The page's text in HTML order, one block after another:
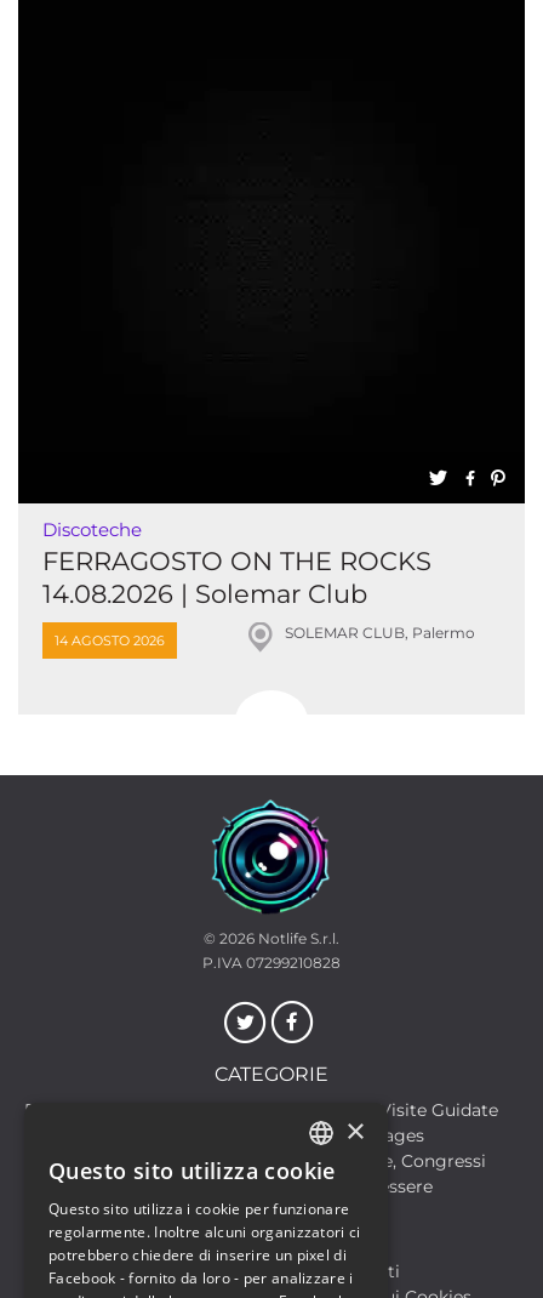
Discoteche
FERRAGOSTO ON THE ROCKS
14.08.2026 | Solemar Club
14 AGOSTO 2026 SOLEMAR CLUB, Palermo
© 2026 Notlife S.r.l.
P.IVA 07299210828
CATEGORIE
Discoteche
Escursioni & Visite Guidate
Food & Beverages
Formazione
Meeting, Fiere, Congressi
Musica, Eventi Live, Club
Salute & Benessere
Sport & Motori
Biglietteria SIAE
Archivio Eventi
ITALIAN
ENGLISH
×
Questo sito utilizza cookie
Questo sito utilizza i cookie per funzionare
regolarmente. Inoltre alcuni organizzatori ci
potrebbero chiedere di inserire un pixel di
Facebook - fornito da loro - per analizzare i